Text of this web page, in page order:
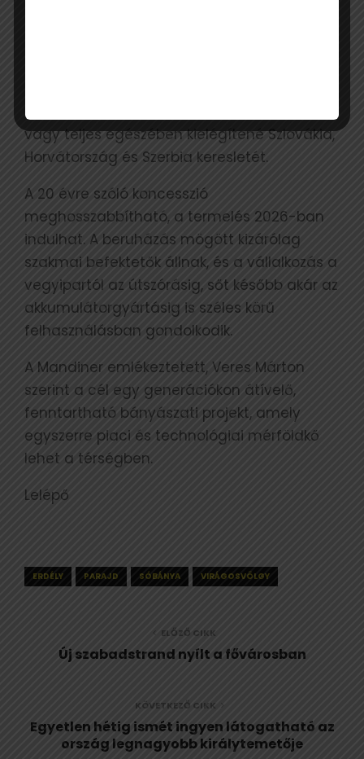
vagy teljes egészében kielégítené Szlovákia,
Horvátország és Szerbia keresletét.
A 20 évre szóló koncesszió
meghosszabbítható, a termelés 2026-ban
indulhat. A beruházás mögött kizárólag
szakmai befektetők állnak, és a vállalkozás a
vegyipartól az útszórásig, sőt később akár az
akkumulátorgyártásig is széles körű
felhasználásban gondolkodik.
A Mandiner emlékeztetett, Veres Márton
szerint a cél egy generációkon átívelő,
fenntartható bányászati projekt, amely
egyszerre piaci és technológiai mérföldkő
lehet a térségben.
Lelépő
ERDÉLY PARAJD SÓBÁNYA VIRÁGOSVÖLGY
ELŐZŐ CIKK
Új szabadstrand nyílt a fővárosban
KÖVETKEZŐ CIKK
Egyetlen hétig ismét ingyen látogatható az
ország legnagyobb királytemetője